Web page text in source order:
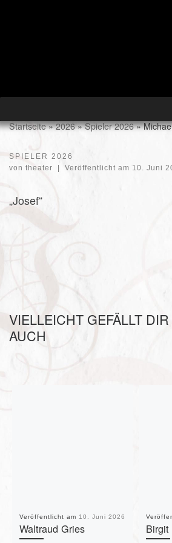
Startseite » 2026 » Spieler 2026 »
SPIELER 2026
von theater | Veröffentlicht am 10. Juni
„Josef“
VIELLEICHT GEFÄLLT DIR
AUCH
Veröffentlicht am 10. Juni 2026
Waltraud Gries Birgit